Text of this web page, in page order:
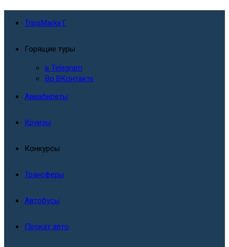
TripsMarkeT
Горящие туры
в Telegram
Во ВКонтакте
Авиабилеты
Круизы
Конкурсы
Трансферы
Автобусы
Прокат авто